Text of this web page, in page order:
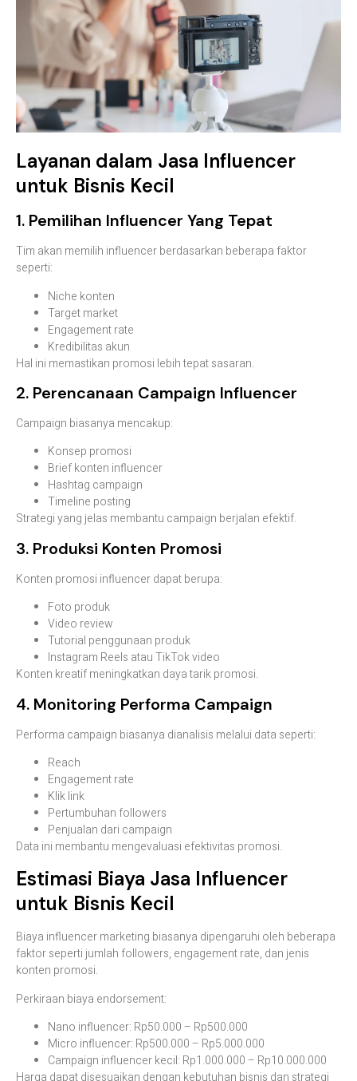
Layanan dalam Jasa Influencer
untuk Bisnis Kecil
1. Pemilihan Influencer Yang Tepat
Tim akan memilih influencer berdasarkan beberapa faktor
seperti:
Niche konten
Target market
Engagement rate
Kredibilitas akun
Hal ini memastikan promosi lebih tepat sasaran.
2. Perencanaan Campaign Influencer
Campaign biasanya mencakup:
Konsep promosi
Brief konten influencer
Hashtag campaign
Timeline posting
Strategi yang jelas membantu campaign berjalan efektif.
3. Produksi Konten Promosi
Konten promosi influencer dapat berupa:
Foto produk
Video review
Tutorial penggunaan produk
Instagram Reels atau TikTok video
Konten kreatif meningkatkan daya tarik promosi.
4. Monitoring Performa Campaign
Performa campaign biasanya dianalisis melalui data seperti:
Reach
Engagement rate
Klik link
Pertumbuhan followers
Penjualan dari campaign
Data ini membantu mengevaluasi efektivitas promosi.
Estimasi Biaya Jasa Influencer
untuk Bisnis Kecil
Biaya influencer marketing biasanya dipengaruhi oleh beberapa
faktor seperti jumlah followers, engagement rate, dan jenis
konten promosi.
Perkiraan biaya endorsement:
Nano influencer: Rp50.000 – Rp500.000
Micro influencer: Rp500.000 – Rp5.000.000
Campaign influencer kecil: Rp1.000.000 – Rp10.000.000
Harga dapat disesuaikan dengan kebutuhan bisnis dan strategi